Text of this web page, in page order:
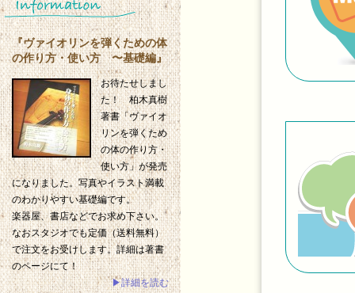
『ヴァイオリンを弾くための体
の作り方・使い方 〜基礎編』
お待たせしまし
た！ 柏木真樹
著書「ヴァイオ
リンを弾くため
の体の作り方・
使い方」が発売
になりました。写真やイラスト満載
のわかりやすい基礎編です。
楽器屋、書店などでお求め下さい。
なおスタジオでも定価（送料無料）
で注文をお受けします。詳細は著書
のページにて！
▶詳細を読む